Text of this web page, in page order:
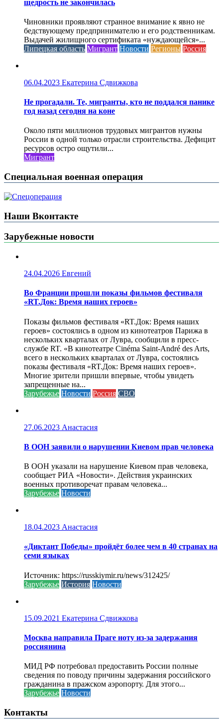
щедрость не закончилась
Чиновники проявляют странное внимание к явно не
бедствующему предпринимателю и его родственникам.
Выдачей жилищного сертификата «нуждающейся»...
Липецкая область Мигрант Новости Регионы Россия
06.04.2023 Екатерина Сдвижкова
Не прогадали. Те, мигранты, кто не поддался панике
год назад сегодня на коне
Около пяти миллионов трудовых мигрантов нужны
России в одной только отрасли строительства. Дефицит
ресурсов остро ощутили...
Мигрант
Специальная военная операция
Наши Вконтакте
Зарубежные новости
24.04.2026 Евгений
Во Франции прошли показы фильмов фестиваля
«RT.Док: Время наших героев»
Показы фильмов фестиваля «RT.Док: Время наших
героев» состоялись в одном из кинотеатров Парижа в
нескольких кварталах от Лувра, сообщили в пресс-
службе RT. «В кинотеатре Cinéma Saint-André des Arts,
всего в нескольких кварталах от Лувра, состоялись
показы фестиваля «RT.Док: Время наших героев».
Многие зрители пришли впервые, чтобы увидеть
запрещенные на...
Зарубежье Новости Россия СВО
27.06.2023 Анастасия
В ООН заявили о нарушении Киевом прав человека
В ООН указали на нарушение Киевом прав человека,
сообщает РИА «Новости». Действия украинских
военных противоречат правам человека...
Зарубежье Новости
18.04.2023 Анастасия
«Диктант Победы» пройдёт более чем в 40 странах на
семи языках
Источник: https://russkiymir.ru/news/312425/
Зарубежье История Новости
15.09.2021 Екатерина Сдвижкова
Москва направила Праге ноту из-за задержания
россиянина
МИД РФ потребовал предоставить России полные
сведения по поводу причины задержания российского
гражданина в пражском аэропорту. Для этого...
Зарубежье Новости
Контакты